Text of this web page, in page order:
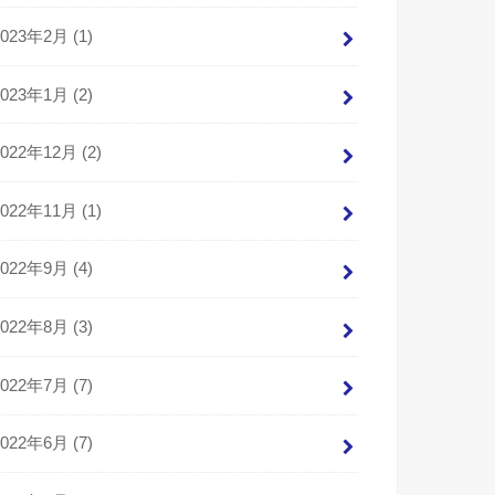
年2月 (1)
年1月 (2)
年12月 (2)
年11月 (1)
年9月 (4)
年8月 (3)
年7月 (7)
年6月 (7)